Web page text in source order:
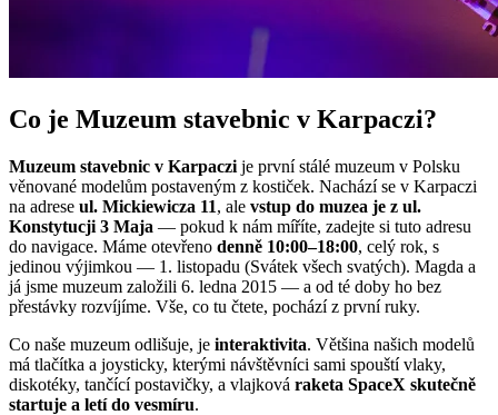
Co je Muzeum stavebnic v Karpaczi?
Muzeum stavebnic v Karpaczi je první stálé muzeum v Polsku
věnované modelům postaveným z kostiček. Nachází se v Karpaczi
na adrese ul. Mickiewicza 11, ale vstup do muzea je z ul.
Konstytucji 3 Maja — pokud k nám míříte, zadejte si tuto adresu
do navigace. Máme otevřeno denně 10:00–18:00, celý rok, s
jedinou výjimkou — 1. listopadu (Svátek všech svatých). Magda a
já jsme muzeum založili 6. ledna 2015 — a od té doby ho bez
přestávky rozvíjíme. Vše, co tu čtete, pochází z první ruky.
Co naše muzeum odlišuje, je interaktivita. Většina našich modelů
má tlačítka a joysticky, kterými návštěvníci sami spouští vlaky,
diskotéky, tančící postavičky, a vlajková raketa SpaceX skutečně
startuje a letí do vesmíru.